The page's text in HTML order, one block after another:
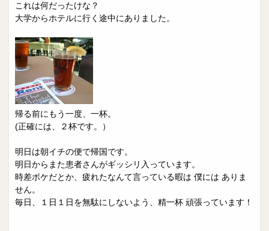
これは何だったけな？
大学からホテルに行く途中にありました。
帰る前にもう一度、一杯。
(正確には、２杯です。）
明日は朝イチの便で帰国です。
明日からまた患者さんがギッシリ入っています。
時差ボケだとか、疲れたなんて言っている暇は 僕には ありま
せん。
毎日、１日１日を無駄にしないよう、精一杯 頑張っています！